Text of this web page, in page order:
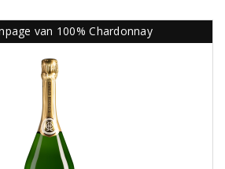
van 100% Chardonnay